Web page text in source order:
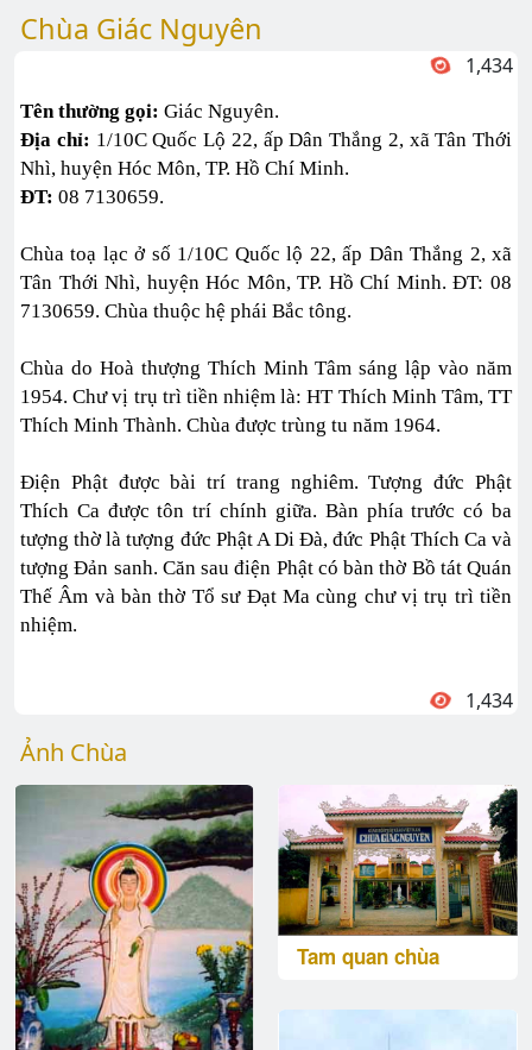
Chùa Giác Nguyên
1,434
Tên thường gọi: Giác Nguyên.
Địa chỉ: 1/10C Quốc Lộ 22, ấp Dân Thắng 2, xã Tân Thới
Nhì, huyện Hóc Môn, TP. Hồ Chí Minh.
ĐT: 08 7130659.
Chùa toạ lạc ở số 1/10C Quốc lộ 22, ấp Dân Thắng 2, xã
Tân Thới Nhì, huyện Hóc Môn, TP. Hồ Chí Minh. ĐT: 08
7130659. Chùa thuộc hệ phái Bắc tông.
Chùa do Hoà thượng Thích Minh Tâm sáng lập vào năm
1954. Chư vị trụ trì tiền nhiệm là: HT Thích Minh Tâm, TT
Thích Minh Thành. Chùa được trùng tu năm 1964.
Điện Phật được bài trí trang nghiêm. Tượng đức Phật
Thích Ca được tôn trí chính giữa. Bàn phía trước có ba
tượng thờ là tượng đức Phật A Di Đà, đức Phật Thích Ca và
tượng Đản sanh. Căn sau điện Phật có bàn thờ Bồ tát Quán
Thế Âm và bàn thờ Tổ sư Đạt Ma cùng chư vị trụ trì tiền
nhiệm.
1,434
Ảnh Chùa
Tam quan chùa